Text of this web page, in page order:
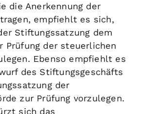
die Anerkennung der
empfiehlt es sich,
Stiftungssatzung dem
Prüfung der steuerlichen
Ebenso empfiehlt es
des Stiftungsgeschäfts
der
zur Prüfung vorzulegen.
sich das